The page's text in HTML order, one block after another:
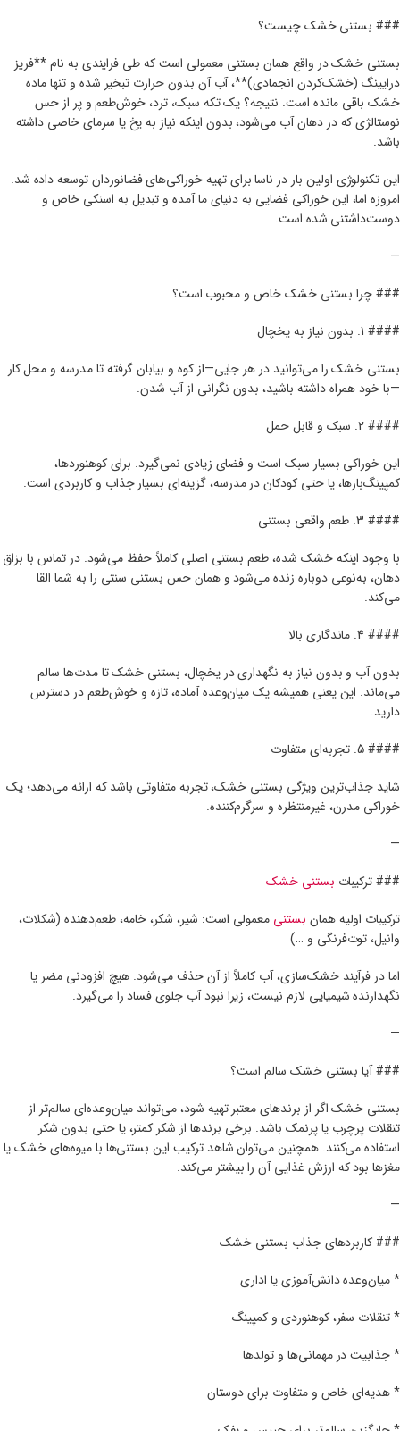
### بستنی خشک چیست؟
بستنی خشک در واقع همان بستنی معمولی است که طی فرایندی به نام **فریز
درایینگ (خشک‌کردن انجمادی)**، آب آن بدون حرارت تبخیر شده و تنها ماده
خشک باقی مانده است. نتیجه؟ یک تکه سبک، ترد، خوش‌طعم و پر از حس
نوستالژی که در دهان آب می‌شود، بدون اینکه نیاز به یخ یا سرمای خاصی داشته
باشد.
این تکنولوژی اولین بار در ناسا برای تهیه خوراکی‌های فضانوردان توسعه داده شد.
امروزه اما، این خوراکی فضایی به دنیای ما آمده و تبدیل به اسنکی خاص و
دوست‌داشتنی شده است.
—
### چرا بستنی خشک خاص و محبوب است؟
#### 1. بدون نیاز به یخچال
بستنی خشک را می‌توانید در هر جایی—از کوه و بیابان گرفته تا مدرسه و محل کار
—با خود همراه داشته باشید، بدون نگرانی از آب شدن.
#### 2. سبک و قابل حمل
این خوراکی بسیار سبک است و فضای زیادی نمی‌گیرد. برای کوهنوردها،
کمپینگ‌بازها، یا حتی کودکان در مدرسه، گزینه‌ای بسیار جذاب و کاربردی است.
#### 3. طعم واقعی بستنی
با وجود اینکه خشک شده، طعم بستنی اصلی کاملاً حفظ می‌شود. در تماس با بزاق
دهان، به‌نوعی دوباره زنده می‌شود و همان حس بستنی سنتی را به شما القا
می‌کند.
#### 4. ماندگاری بالا
بدون آب و بدون نیاز به نگهداری در یخچال، بستنی خشک تا مدت‌ها سالم
می‌ماند. این یعنی همیشه یک میان‌وعده آماده، تازه و خوش‌طعم در دسترس
دارید.
#### 5. تجربه‌ای متفاوت
شاید جذاب‌ترین ویژگی بستنی خشک، تجربه متفاوتی باشد که ارائه می‌دهد؛ یک
خوراکی مدرن، غیرمنتظره و سرگرم‌کننده.
—
### ترکیبات بستنی خشک
ترکیبات اولیه همان بستنی معمولی است: شیر، شکر، خامه، طعم‌دهنده (شکلات،
وانیل، توت‌فرنگی و …)
اما در فرآیند خشک‌سازی، آب کاملاً از آن حذف می‌شود. هیچ افزودنی مضر یا
نگهدارنده شیمیایی لازم نیست، زیرا نبود آب جلوی فساد را می‌گیرد.
—
### آیا بستنی خشک سالم است؟
بستنی خشک اگر از برندهای معتبر تهیه شود، می‌تواند میان‌وعده‌ای سالم‌تر از
تنقلات پرچرب یا پرنمک باشد. برخی برندها از شکر کمتر، یا حتی بدون شکر
استفاده می‌کنند. همچنین می‌توان شاهد ترکیب این بستنی‌ها با میوه‌های خشک یا
مغزها بود که ارزش غذایی آن را بیشتر می‌کند.
—
### کاربردهای جذاب بستنی خشک
* میان‌وعده دانش‌آموزی یا اداری
* تنقلات سفر، کوهنوردی و کمپینگ
* جذابیت در مهمانی‌ها و تولدها
* هدیه‌ای خاص و متفاوت برای دوستان